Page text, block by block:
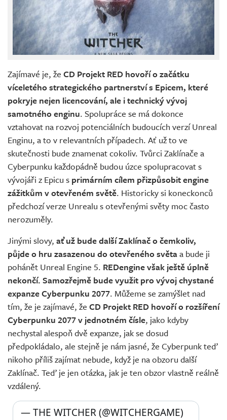
Zajímavé je, že CD Projekt RED hovoří o začátku
víceletého strategického partnerství s Epicem, které
pokryje nejen licencování, ale i technický vývoj
samotného enginu. Spolupráce se má dokonce
vztahovat na rozvoj potenciálních budoucích verzí Unreal
Enginu, a to v relevantních případech. Ať už to ve
skutečnosti bude znamenat cokoliv. Tvůrci Zaklínače a
Cyberpunku každopádně budou úzce spolupracovat s
vývojáři z Epicu s primárním cílem přizpůsobit engine
zážitkům v otevřeném světě. Historicky si koneckonců
předchozí verze Unrealu s otevřenými světy moc často
nerozuměly.
Jinými slovy, ať už bude další Zaklínač o čemkoliv,
půjde o hru zasazenou do otevřeného světaa bude ji
pohánět Unreal Engine 5. REDengine však ještě úplně
nekončí. Samozřejmě bude využit pro vývoj chystané
expanze Cyberpunku 2077. Můžeme se zamýšlet nad
tím, že je zajímavé, že CD Projekt RED hovoří o rozšíření
Cyberpunku 2077 v jednotném čísle, jako kdyby
nechystal alespoň dvě expanze, jak se dosud
předpokládalo, ale stejně je nám jasné, že Cyberpunk teď
nikoho příliš zajímat nebude, když je na obzoru další
Zaklínač. Teď je jen otázka, jak je ten obzor vlastně reálně
vzdálený.
— THE WITCHER (@WITCHERGAME)